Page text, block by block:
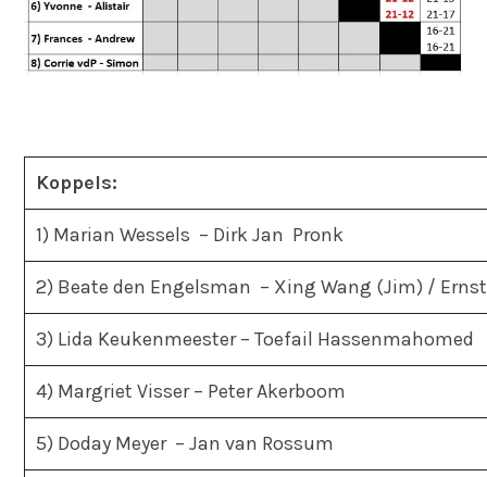
Koppels:
1) Marian Wessels – Dirk Jan Pronk
2) Beate den Engelsman – Xing Wang (Jim) /
3) Lida Keukenmeester – Toefail Hassenmahomed
4) Margriet Visser – Peter Akerboom
5) Doday Meyer – Jan van Rossum